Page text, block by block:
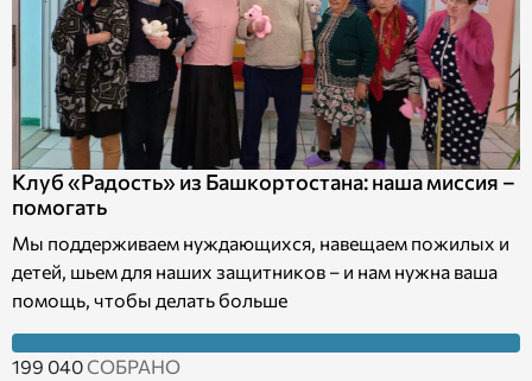
Клуб «Радость» из Башкортостана: наша миссия –
помогать
Мы поддерживаем нуждающихся, навещаем пожилых и
детей, шьем для наших защитников – и нам нужна ваша
помощь, чтобы делать больше
199 040СОБРАНО